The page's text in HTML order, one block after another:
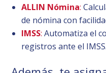
ALLIN Nómina:
de nómina con
IMSS: Automatiza el
registros ante el IMSS.